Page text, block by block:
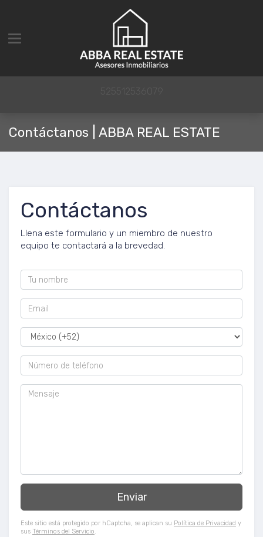
Toggle navigation
Contáctanos | ABBA REAL ESTATE
Contáctanos
Llena este formulario y un miembro de nuestro
equipo te contactará a la brevedad.
Este sitio está protegido por hCaptcha, se aplican su Política de Privacidad y
sus Términos del Servicio.